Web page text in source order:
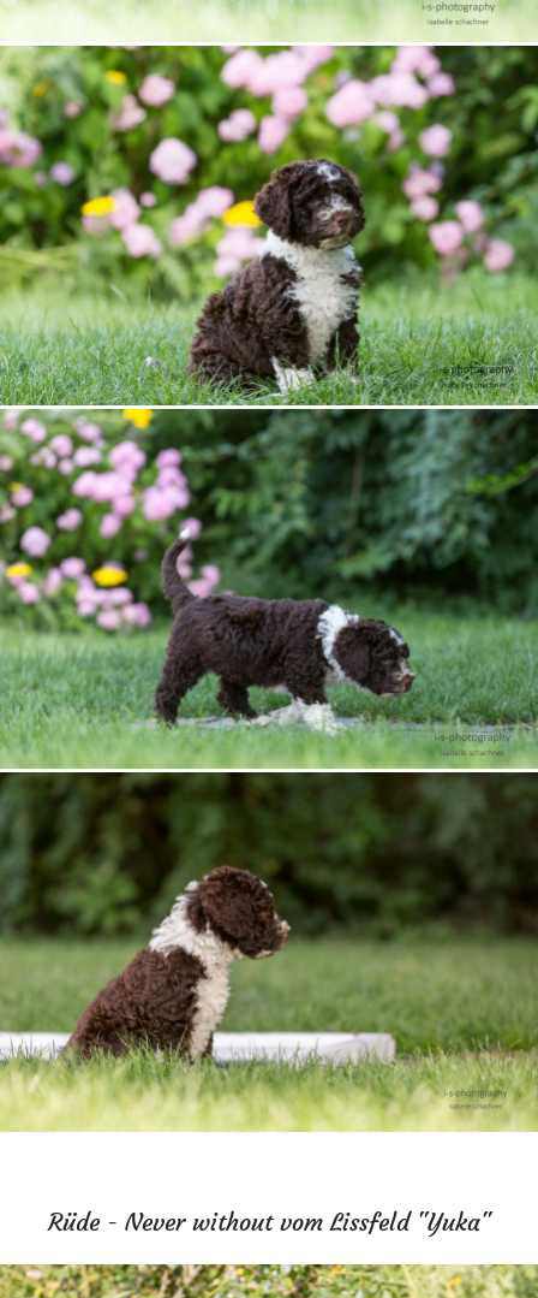
Rüde - Never without vom Lissfeld "Yuka"